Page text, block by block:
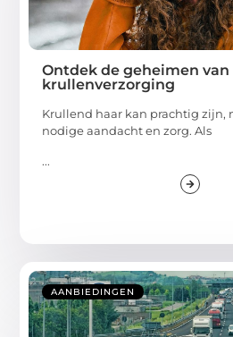
Ontdek de geheimen
krullenverzorging
Krullend haar kan prachtig zijn,
nodige aandacht en zorg. Als
...
AANBIEDINGEN